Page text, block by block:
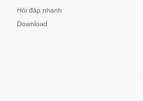
Hỏi đáp nhanh
Download